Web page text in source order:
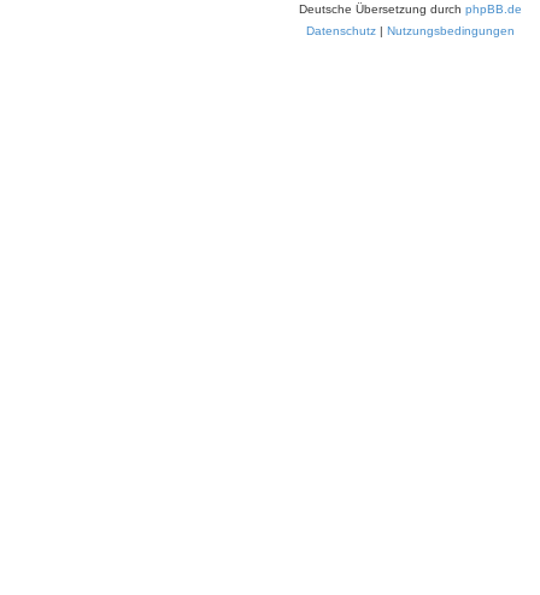
Deutsche Übersetzung durch phpBB.de
Datenschutz | Nutzungsbedingungen